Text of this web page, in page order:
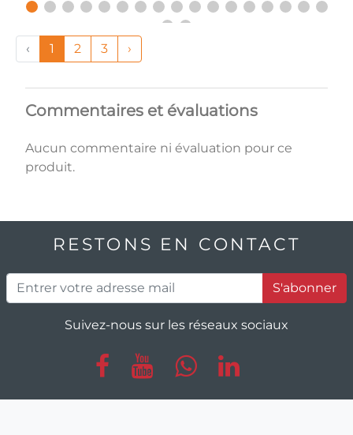
‹ 1 2 3 ›
Commentaires et évaluations
Aucun commentaire ni évaluation pour ce
produit.
RESTONS EN CONTACT
S'abonner
Suivez-nous sur les réseaux sociaux